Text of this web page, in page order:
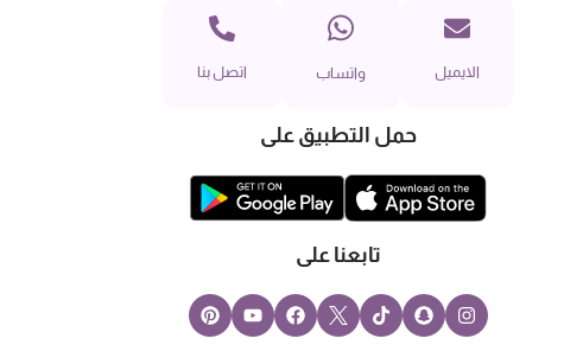
الايميل واتساب اتصل بنا
حمل التطبيق على
تابعنا على